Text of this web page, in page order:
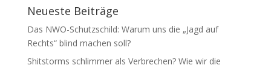
Neueste Beiträge
Das NWO-Schutzschild: Warum uns die „Jagd auf
Rechts“ blind machen soll?
Shitstorms schlimmer als Verbrechen? Wie wir die